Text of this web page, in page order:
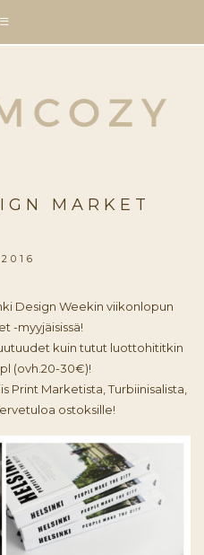
MARKET
Design Weekin viikonlopun
-myyjäisissä!
kuin tutut luottohititkin
(ovh.20-30€)!
Print Marketista, Turbiinisalista,
ostoksille!